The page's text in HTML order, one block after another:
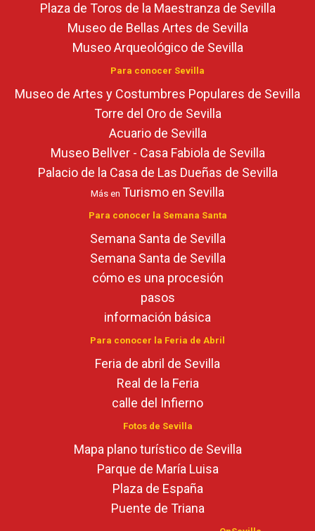
Plaza de Toros de la Maestranza de Sevilla
Museo de Bellas Artes de Sevilla
Museo Arqueológico de Sevilla
Para conocer Sevilla
Museo de Artes y Costumbres Populares de Sevilla
Torre del Oro de Sevilla
Acuario de Sevilla
Museo Bellver - Casa Fabiola de Sevilla
Palacio de la Casa de Las Dueñas de Sevilla
Más en Turismo en Sevilla
Para conocer la Semana Santa
Semana Santa de Sevilla
Semana Santa de Sevilla
cómo es una procesión
pasos
información básica
Para conocer la Feria de Abril
Feria de abril de Sevilla
Real de la Feria
calle del Infierno
Fotos de Sevilla
Mapa plano turístico de Sevilla
Parque de María Luisa
Plaza de España
Puente de Triana